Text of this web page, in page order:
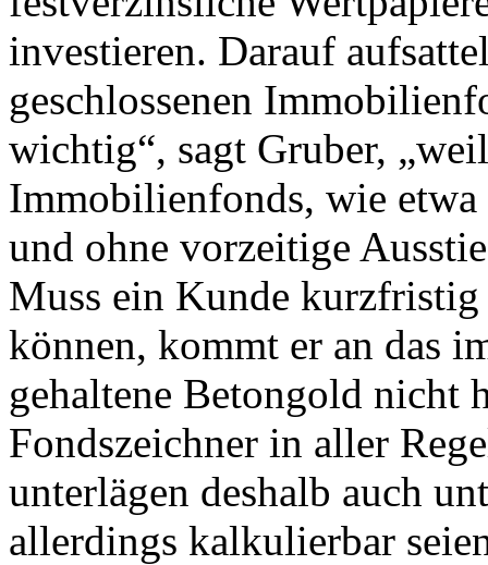
investieren. Darauf
geschlossenen
wichtig“, sagt Gruber,
Immobilienfonds, wie
und ohne vorzeitige
Muss ein Kunde
können, kommt er an das
gehaltene Betongold nicht
Fondszeichner in aller
unterlägen deshalb auch
allerdings kalkulierbar